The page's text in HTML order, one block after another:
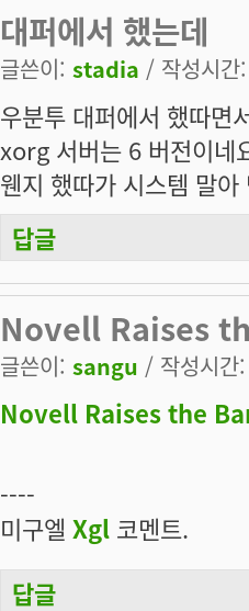
대퍼에서 했는데
글쓴이: stadia / 작성시
우분투 대퍼에서 했따면
xorg 서버는 6 버전이네
웬지 했따가 시스템 말
답글
Novell Raises
글쓴이: sangu / 작성시
Novell Raises the
----
미구엘 Xgl 코멘트.
답글